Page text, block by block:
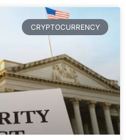
CRYPTOCURRENCY